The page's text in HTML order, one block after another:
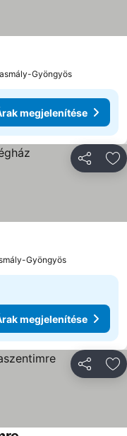
Gyöngyös
megjelenítése
Gyöngyös
megjelenítése